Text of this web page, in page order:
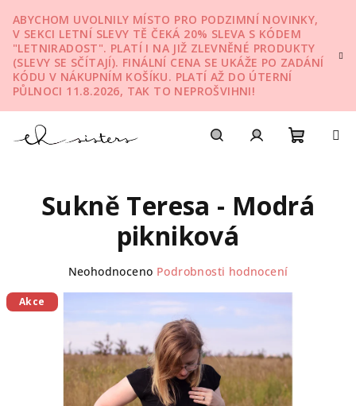
na
obsah
ABYCHOM UVOLNILY MÍSTO PRO PODZIMNÍ NOVINKY,
V SEKCI LETNÍ SLEVY TĚ ČEKÁ 20% SLEVA S KÓDEM
"LETNIRADOST". PLATÍ I NA JIŽ ZLEVNĚNÉ PRODUKTY
(SLEVY SE SČÍTAJÍ). FINÁLNÍ CENA SE UKÁŽE PO ZADÁNÍ
KÓDU V NÁKUPNÍM KOŠÍKU. PLATÍ AŽ DO ÚTERNÍ
PŮLNOCI 11.8.2026, TAK TO NEPROŠVIHNI!
košík
Sukně Teresa - Modrá
pikniková
produktu
Neohodnoceno Podrobnosti hodnocení
Akce